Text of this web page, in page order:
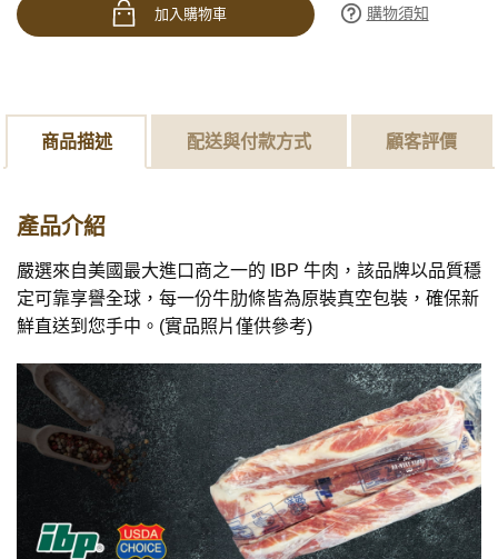
加入購物車 購物須知
商品描述 配送與付款方式 顧客評價
產品介紹
嚴選來自美國最大進口商之一的 IBP 牛肉，該品牌以品質穩
定可靠享譽全球，每一份牛肋條皆為原裝真空包裝，確保新
鮮直送到您手中。(實品照片僅供參考)